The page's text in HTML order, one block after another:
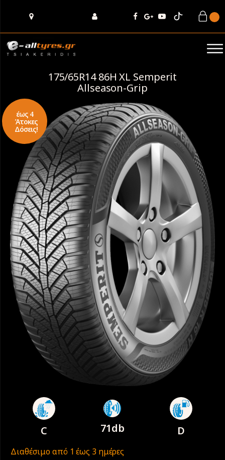
175/65R14 86H XL Semperit
Allseason-Grip
έως 4
Άτοκες
Δόσεις!
C 71db D
Διαθέσιμο από 1 έως 3 ημέρες